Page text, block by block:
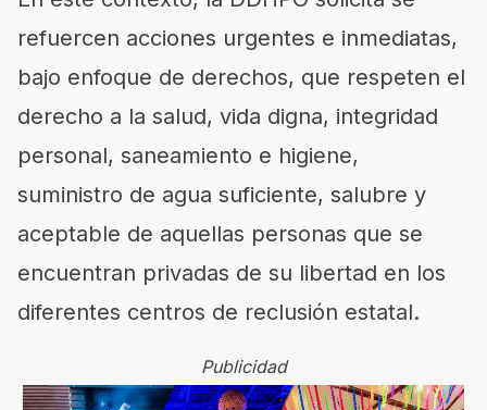
refuercen acciones urgentes e inmediatas,
bajo enfoque de derechos, que respeten el
derecho a la salud, vida digna, integridad
personal, saneamiento e higiene,
suministro de agua suficiente, salubre y
aceptable de aquellas personas que se
encuentran privadas de su libertad en los
diferentes centros de reclusión estatal.
Publicidad